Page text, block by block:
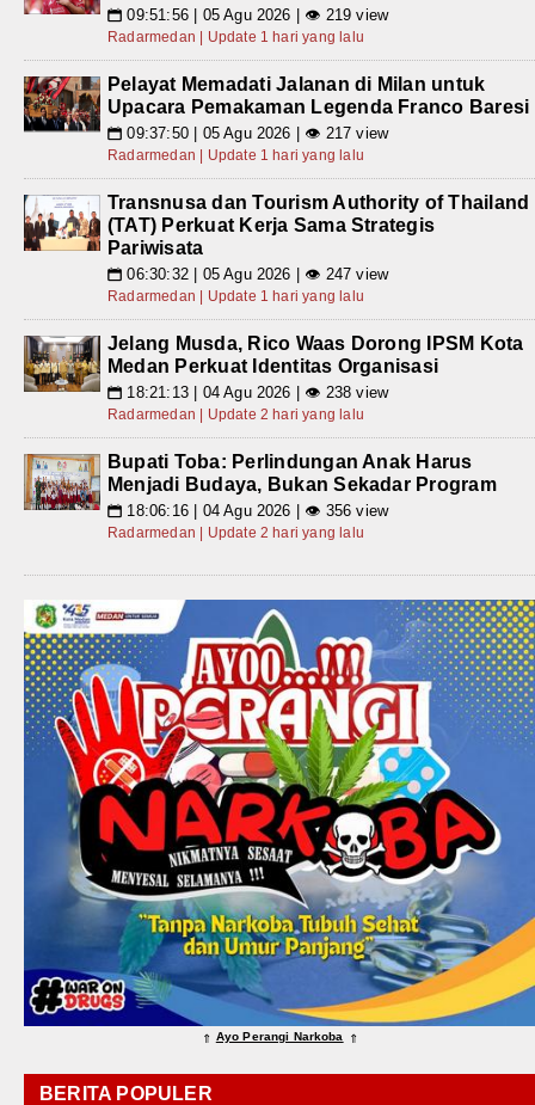
📅 09:51:56 | 05 Agu 2026 | 👁 219 view
Radarmedan | Update 1 hari yang lalu
Pelayat Memadati Jalanan di Milan untuk
Upacara Pemakaman Legenda Franco Baresi
📅 09:37:50 | 05 Agu 2026 | 👁 217 view
Radarmedan | Update 1 hari yang lalu
Transnusa dan Tourism Authority of Thailand
(TAT) Perkuat Kerja Sama Strategis
Pariwisata
📅 06:30:32 | 05 Agu 2026 | 👁 247 view
Radarmedan | Update 1 hari yang lalu
Jelang Musda, Rico Waas Dorong IPSM Kota
Medan Perkuat Identitas Organisasi
📅 18:21:13 | 04 Agu 2026 | 👁 238 view
Radarmedan | Update 2 hari yang lalu
Bupati Toba: Perlindungan Anak Harus
Menjadi Budaya, Bukan Sekadar Program
📅 18:06:16 | 04 Agu 2026 | 👁 356 view
Radarmedan | Update 2 hari yang lalu
⇑ Ayo Perangi Narkoba ⇑
BERITA POPULER